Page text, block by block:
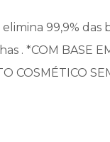
99,9% das
. *COM BASE
COSMÉTICO